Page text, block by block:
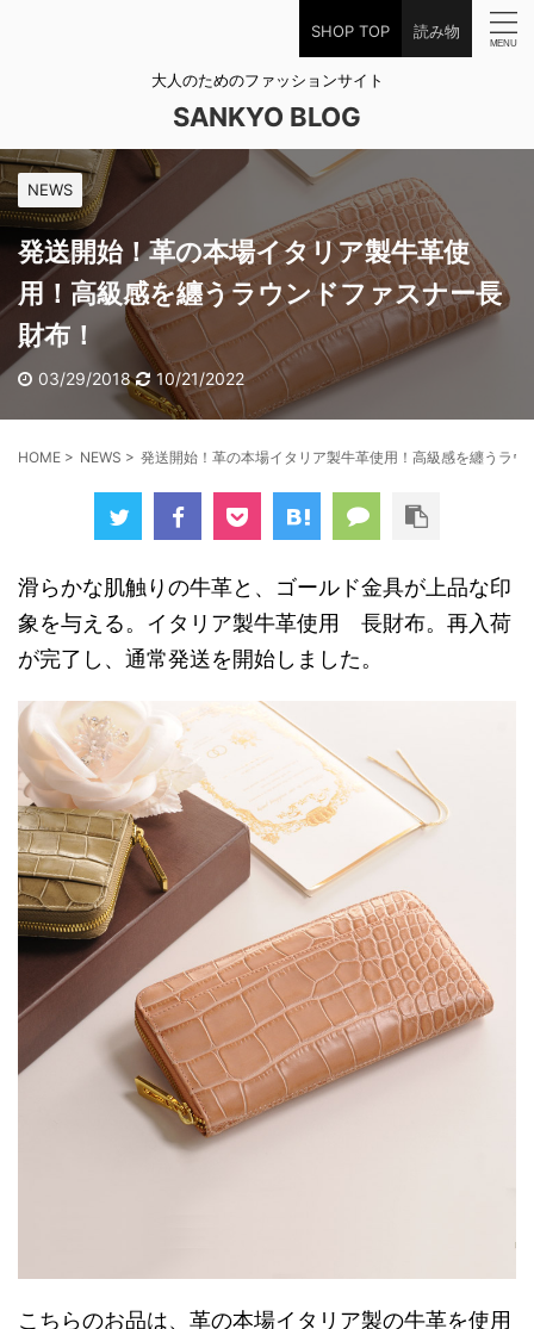
SHOP TOP 読み物
大人のためのファッションサイト
SANKYO BLOG
NEWS
発送開始！革の本場イタリア製牛革使
用！高級感を纏うラウンドファスナー長
財布！
03/29/2018 10/21/2022
HOME > NEWS > 発送開始！革の本場イタリア製牛革使用！高級感を纏うラウ
滑らかな肌触りの牛革と、ゴールド金具が上品な印
象を与える。イタリア製牛革使用 長財布。再入荷
が完了し、通常発送を開始しました。
こちらのお品は、革の本場イタリア製の牛革を使用